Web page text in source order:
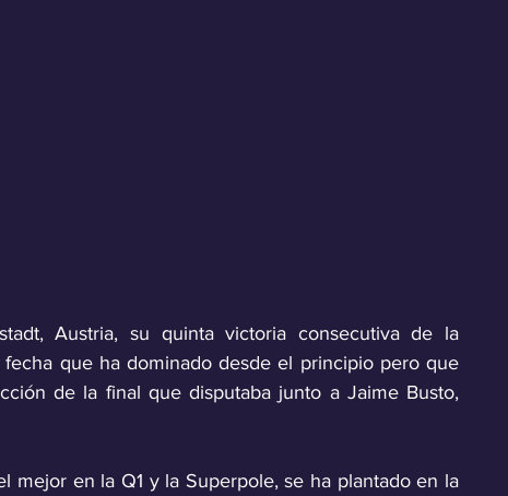
Austria, su quinta victoria consecutiva de la
que ha dominado desde el principio pero que
de la final que disputaba junto a Jaime Busto,
mejor en la Q1 y la Superpole, se ha plantado en la